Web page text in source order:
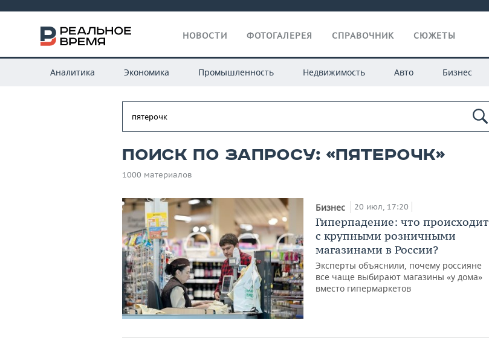
НОВОСТИ ФОТОГАЛЕРЕЯ СПРАВОЧНИК СЮЖЕТЫ
Аналитика Экономика Промышленность Недвижимость Авто Бизнес
Поиск по запросу: «пятерочк»
1000 материалов
Бизнес 20 июл, 17:20
Гиперпадение: что происходит
с крупными розничными
магазинами в России?
Эксперты объяснили, почему россияне
все чаще выбирают магазины «у дома»
вместо гипермаркетов